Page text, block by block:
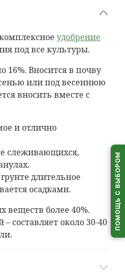
10 августа
на усмотрение водителя
вторник, 11 августа
по всей Беларуси
удобрение
под все культуры.
16%. Вносится в почву
или под весеннюю
вносить вместе с
и отлично
слеживающихся,
длительное
осадками.
веществ более 40%.
составляет около 30-40
ПОМОЩЬ С ВЫБОРОМ